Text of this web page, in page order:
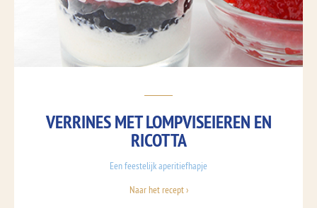
VERRINES MET LOMPVISEIEREN EN
RICOTTA
Een feestelijk aperitiefhapje
Naar het recept ›